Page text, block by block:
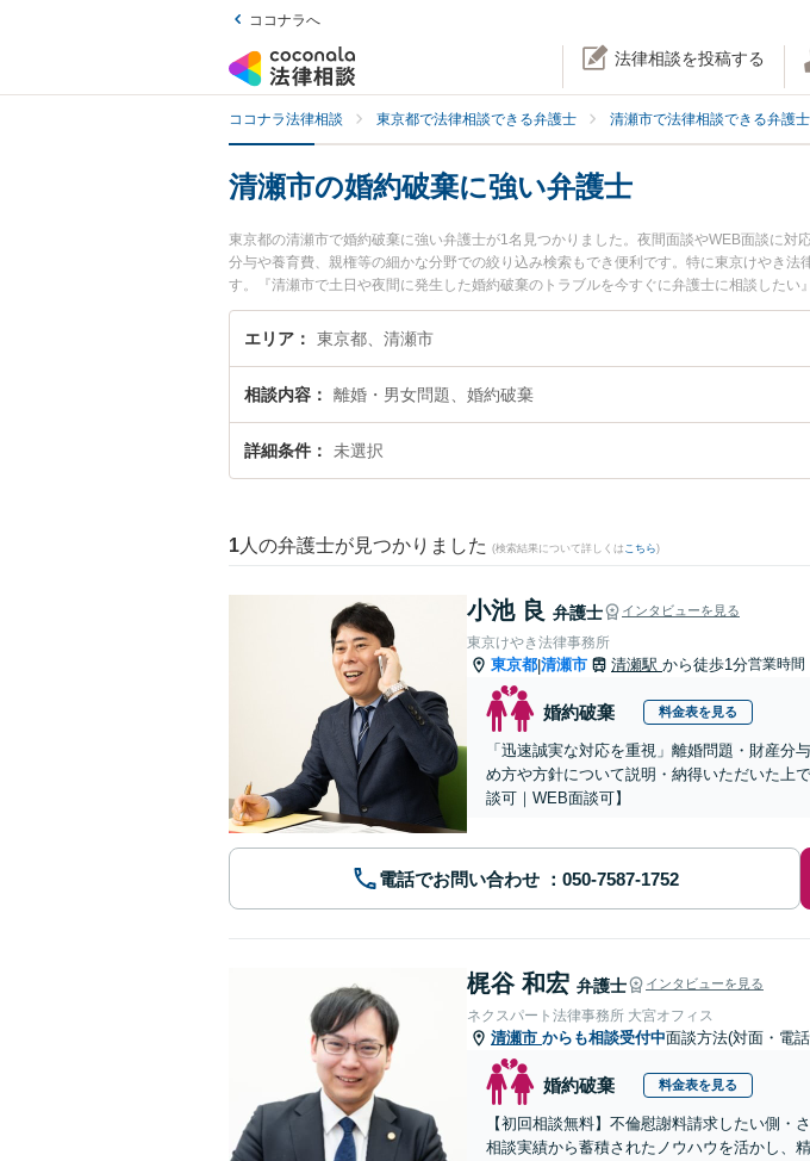
ココナラへ
法律相談を投稿する
ココナラ法律相談 東京都で法律相談できる弁護士 清瀬市で法律相談できる弁護士
清瀬市の婚約破棄に強い弁護士
東京都の清瀬市で婚約破棄に強い弁護士が1名見つかりました。夜間面談やWEB面談に
分与や養育費、親権等の細かな分野での絞り込み検索もでき便利です。特に東京けやき
す。『清瀬市で土日や夜間に発生した婚約破棄のトラブルを今すぐに弁護士に相談した
婚約破棄を法律相談できる清瀬市内の弁護士に相談予約したい』などでお困りの相談者さ
エリア 東京都、清瀬市
相談内容 離婚・男女問題、婚約破棄
詳細条件 未選択
1 人の弁護士が見つかりました (検索結果について詳しくは こちら)
小池 良 弁護士 インタビューを見る
東京けやき法律事務所
東京都|清瀬市 清瀬駅 から徒歩1分営業時間
婚約破棄 料金表を見る
「迅速誠実な対応を重視」離婚問題・財産
め方や方針について説明・納得いただいた上
談可｜WEB面談可】
電話でお問い合わせ
梶谷 和宏 弁護士 インタビューを見る
ネクスパート法律事務所 大宮オフィス
清瀬市 からも相談受付中面談方法(対面・電
婚約破棄 料金表を見る
【初回相談無料】不倫慰謝料請求したい側
相談実績から蓄積されたノウハウを活かし、